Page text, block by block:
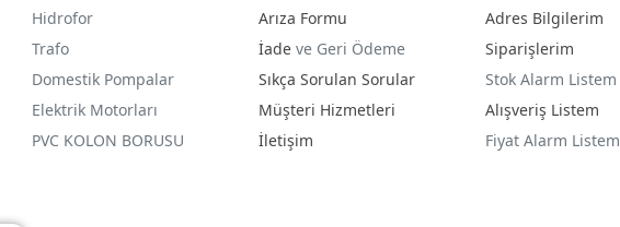
Hidrofor
Trafo
Domestik Pompalar
Elektrik Motorları
PVC KOLON BORUSU
Arıza Formu
İade ve Geri Ödeme
Sıkça Sorulan Sorular
Müşteri Hizmetleri
İletişim
Adres Bilgilerim
Siparişlerim
Stok Alarm Listem
Alışveriş Listem
Fiyat Alarm Listem